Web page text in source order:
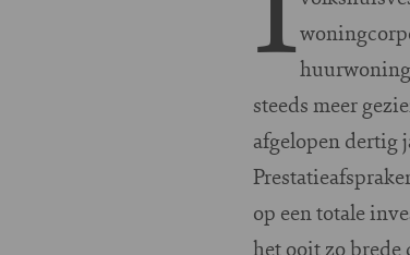
steeds meer
afgelopen dertig
op een totale
het ooit zo